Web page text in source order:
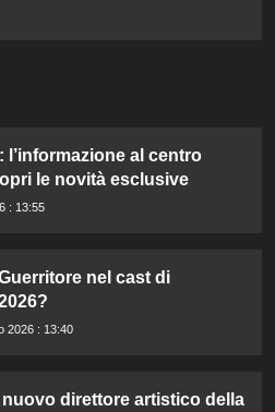
l’informazione al centro
le novità esclusive
: 13:55
nel cast di
2026 : 13:40
direttore artistico della